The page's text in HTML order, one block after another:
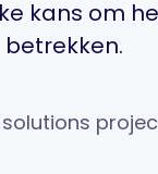
kans om